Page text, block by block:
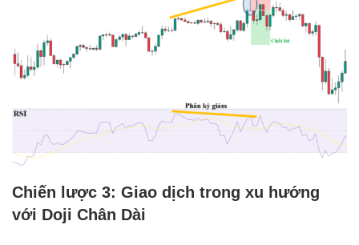
Chiến lược 3: Giao dịch trong xu hướng
với Doji Chân Dài